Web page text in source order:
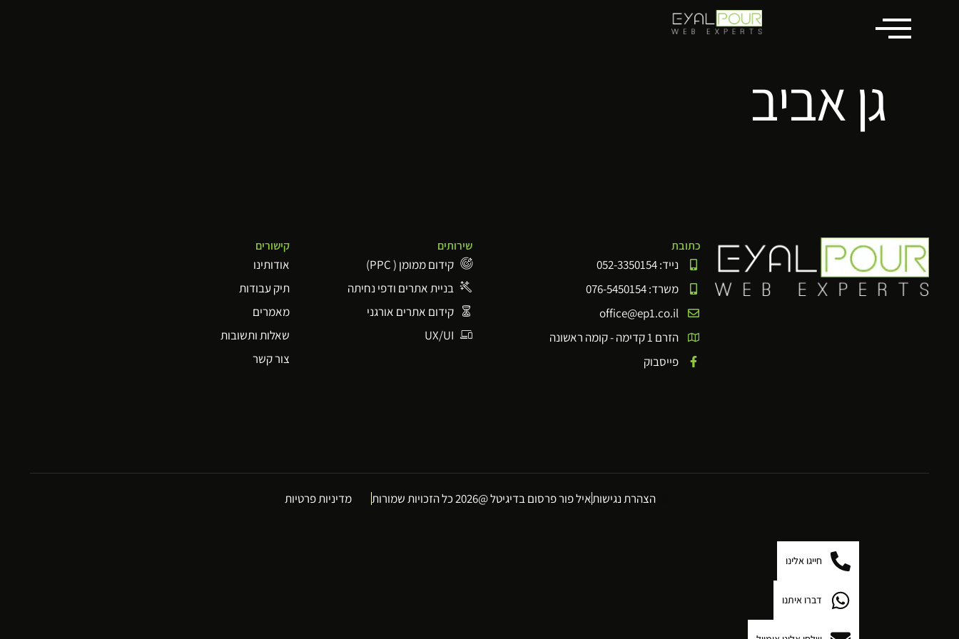
גן אביב
כתובת
נייד: 052-3350154
משרד: 076-5450154
office@ep1.co.il
הזרם 1 קדימה - קומה ראשונה
פייסבוק
שירותים
קידום ממומן ( PPC)
בניית אתרים ודפי נחיתה
קידום אתרים אורגני
UX/UI
קישורים
אודותינו
תיק עבודות
מאמרים
שאלות ותשובות
צור קשר
הצהרת נגישותאיל פור פרסום בדיגיטל @2026 כל הזכויות שמורות מדיניות פרטיות
חייגו אלינו
דברו איתנו